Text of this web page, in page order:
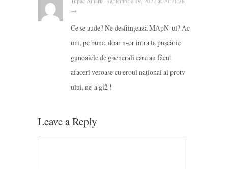
→
Ce se aude? Ne desființează MApN-ul? Ac
um, pe bune, doar n-or intra la pușcărie
gunoaiele de ghenerali care au făcut
afaceri veroase cu eroul național al protv-
ului, ne-a gi2 !
Leave a Reply